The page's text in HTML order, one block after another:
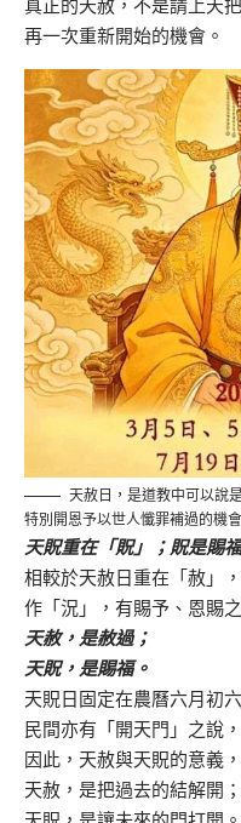
真正的天赦，不是請上天
再一次重新開始的機會。
天赦日，是道教中可以說
特別開恩予以世人懺罪補過的機
天貺重在「貺」；貺是賜
相較於天赦日重在「赦」
作「況」，有賜予、恩賜
天赦，是赦過；
天貺，是賜福。
天貺日固定在農曆六月初
民間亦有「開天門」之說
因此，天赦與天貺的意義
天赦，是把過去的結解開；